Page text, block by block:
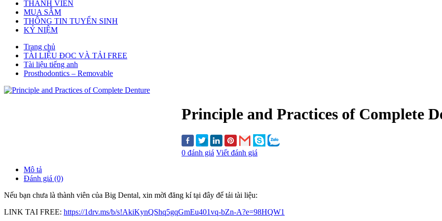
THÀNH VIÊN
MUA SẮM
THÔNG TIN TUYỂN SINH
KỶ NIỆM
Trang chủ
TÀI LIỆU ĐỌC VÀ TẢI FREE
Tài liệu tiếng anh
Prosthodontics – Removable
Principle and Practices of Complete
0 đánh giá Viết đánh giá
Mô tả
Đánh giá (0)
Nếu bạn chưa là thành viên của Big Dental, xin mời đăng kí tại đây để tải tài liệu:
LINK TAI FREE: https://1drv.ms/b/s!AkiKynQShq5gqGmEu401vq-bZn-A?e=98HQW1